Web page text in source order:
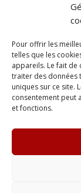
Pour offrir les
telles que les
appareils. Le fait de
traiter des données
uniques sur ce site.
consentement peut
et fonctions.